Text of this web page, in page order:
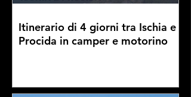
Itinerario di 4 giorni tra Ischia e
Procida in camper e motorino